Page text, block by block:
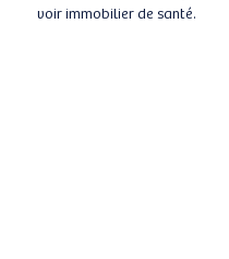
voir immobilier de santé.